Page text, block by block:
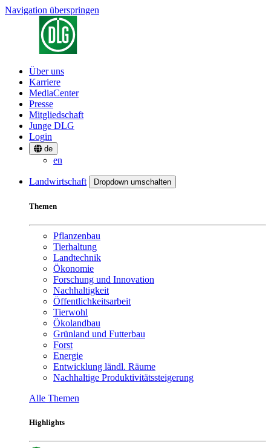
Navigation überspringen
Über uns
Karriere
MediaCenter
Presse
Mitgliedschaft
Junge DLG
Login
de
en
Landwirtschaft Dropdown umschalten
Themen
Pflanzenbau
Tierhaltung
Landtechnik
Ökonomie
Forschung und Innovation
Nachhaltigkeit
Öffentlichkeitsarbeit
Tierwohl
Ökolandbau
Grünland und Futterbau
Forst
Energie
Entwicklung ländl. Räume
Nachhaltige Produktivitätssteigerung
Alle Themen
Highlights